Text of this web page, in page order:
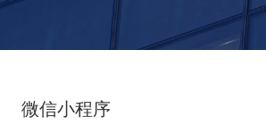
微信小程序